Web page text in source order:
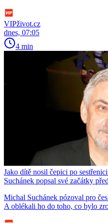
VIPživot.cz
dnes, 07:05
4 min
Jako dítě nosil čepici po
Suchánek popsal své začátky
Michal Suchánek pózoval pro
A oblékali ho do toho, co bylo